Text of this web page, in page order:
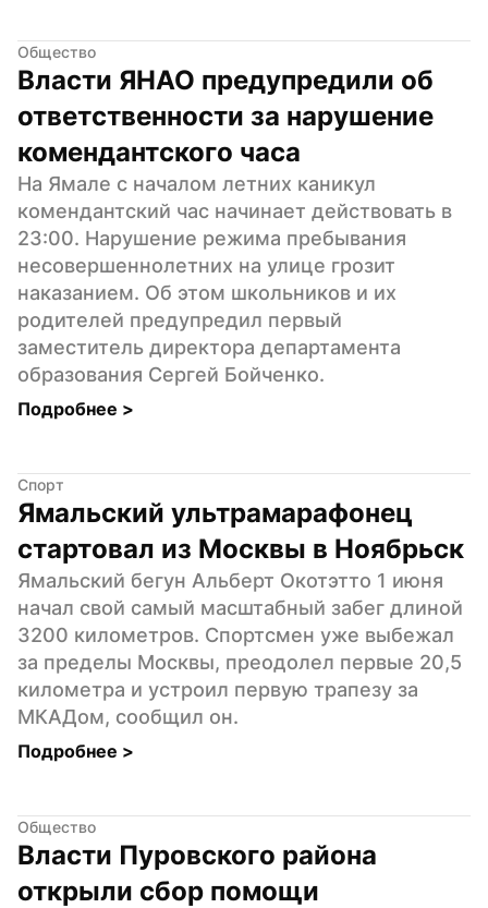
Общество
Власти ЯНАО предупредили об
ответственности за нарушение
комендантского часа
На Ямале с началом летних каникул
комендантский час начинает действовать в
23:00. Нарушение режима пребывания
несовершеннолетних на улице грозит
наказанием. Об этом школьников и их
родителей предупредил первый
заместитель директора департамента
образования Сергей Бойченко.
Подробнее >
Спорт
Ямальский ультрамарафонец
стартовал из Москвы в Ноябрьск
Ямальский бегун Альберт Окотэтто 1 июня
начал свой самый масштабный забег длиной
3200 километров. Спортсмен уже выбежал
за пределы Москвы, преодолел первые 20,5
километра и устроил первую трапезу за
МКАДом, сообщил он.
Подробнее >
Общество
Власти Пуровского района
открыли сбор помощи